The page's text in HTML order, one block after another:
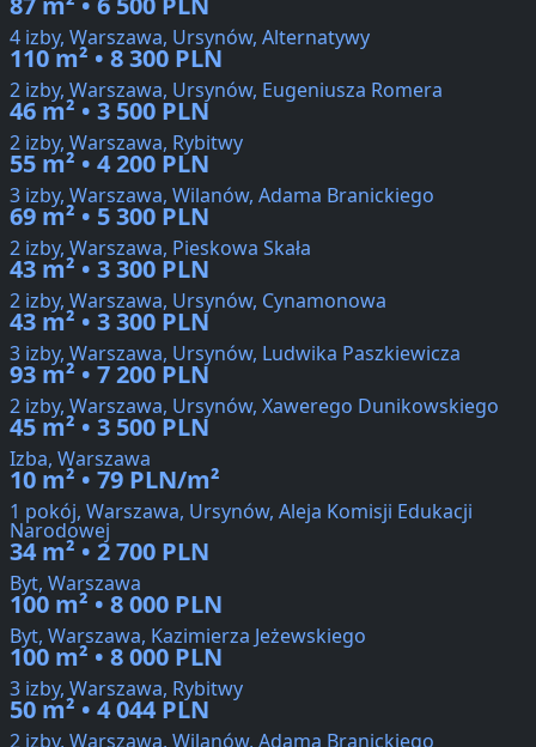
4 izby, Warszawa, Ursynów, Alternatywy
110 m² • 8 300 PLN
2 izby, Warszawa, Ursynów, Eugeniusza Romera
46 m² • 3 500 PLN
2 izby, Warszawa, Rybitwy
55 m² • 4 200 PLN
3 izby, Warszawa, Wilanów, Adama Branickiego
69 m² • 5 300 PLN
2 izby, Warszawa, Pieskowa Skała
43 m² • 3 300 PLN
2 izby, Warszawa, Ursynów, Cynamonowa
43 m² • 3 300 PLN
3 izby, Warszawa, Ursynów, Ludwika Paszkiewicza
93 m² • 7 200 PLN
2 izby, Warszawa, Ursynów, Xawerego Dunikowskiego
45 m² • 3 500 PLN
Izba, Warszawa
10 m² • 79 PLN/m²
1 pokój, Warszawa, Ursynów, Aleja Komisji Edukacji
Narodowej
34 m² • 2 700 PLN
Byt, Warszawa
100 m² • 8 000 PLN
Byt, Warszawa, Kazimierza Jeżewskiego
100 m² • 8 000 PLN
3 izby, Warszawa, Rybitwy
50 m² • 4 044 PLN
2 izby, Warszawa, Wilanów, Adama Branickiego